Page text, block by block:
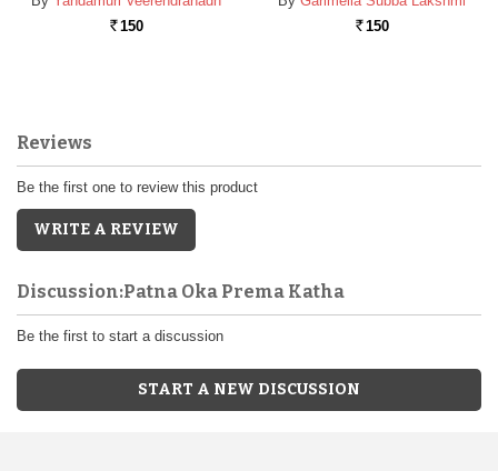
Rs. 150 Rs. 150
Reviews
Be the first one to review this product
WRITE A REVIEW
Discussion:Patna Oka Prema Katha
Be the first to start a discussion
START A NEW DISCUSSION